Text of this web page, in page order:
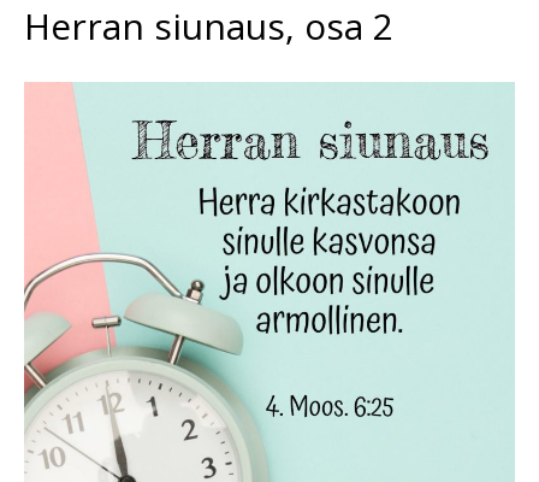
Herran siunaus, osa 2